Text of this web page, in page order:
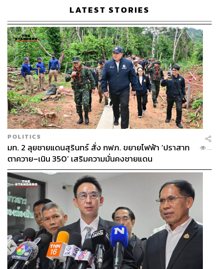
LATEST STORIES
POLITICS
มท. 2 ลุยชายแดนสุรินทร์ สั่ง กฟภ. ขยายไฟฟ้า ‘ปราสาท
ตาควาย–เนิน 350’ เสริมความมั่นคงชายแดน
...